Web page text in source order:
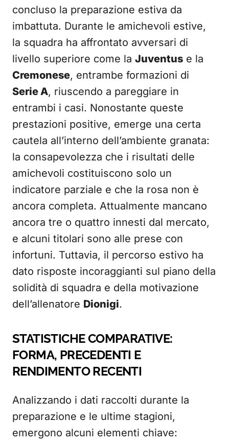
concluso la preparazione estiva da
imbattuta. Durante le amichevoli estive,
la squadra ha affrontato avversari di
livello superiore come la Juventus e la
Cremonese, entrambe formazioni di
Serie A, riuscendo a pareggiare in
entrambi i casi. Nonostante queste
prestazioni positive, emerge una certa
cautela all’interno dell’ambiente granata:
la consapevolezza che i risultati delle
amichevoli costituiscono solo un
indicatore parziale e che la rosa non è
ancora completa. Attualmente mancano
ancora tre o quattro innesti dal mercato,
e alcuni titolari sono alle prese con
infortuni. Tuttavia, il percorso estivo ha
dato risposte incoraggianti sul piano della
solidità di squadra e della motivazione
dell’allenatore Dionigi.
STATISTICHE COMPARATIVE:
FORMA, PRECEDENTI E
RENDIMENTO RECENTI
Analizzando i dati raccolti durante la
preparazione e le ultime stagioni,
emergono alcuni elementi chiave: